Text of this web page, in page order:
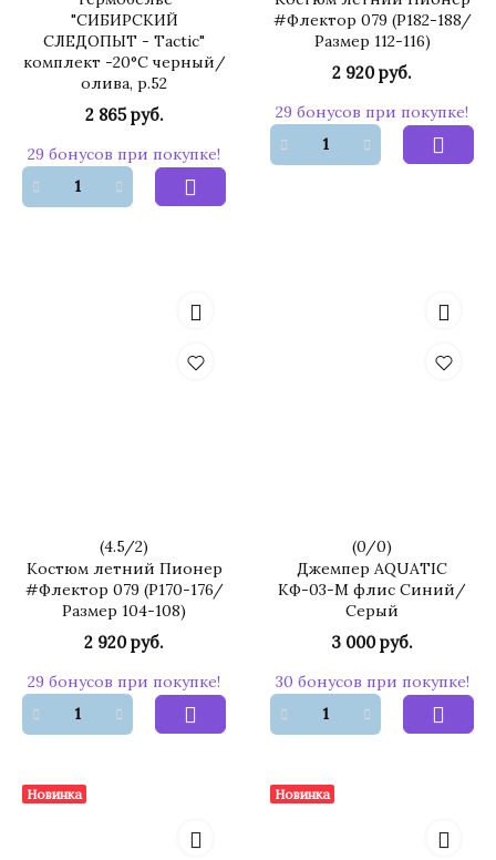
"CИБИРСКИЙ
СЛЕДОПЫТ - Tactic"
комплект -20°С черный/
олива, р.52
2 865 руб.
29 бонусов при покупке!
#Флектор 079 (Р182-188/
Размер 112-116)
2 920 руб.
29 бонусов при покупке!
(4.5/2)
Костюм летний Пионер
#Флектор 079 (Р170-176/
Размер 104-108)
2 920 руб.
29 бонусов при покупке!
(0/0)
Джемпер AQUATIC
КФ-03-M флис Синий/
Серый
3 000 руб.
30 бонусов при покупке!
Новинка Новинка